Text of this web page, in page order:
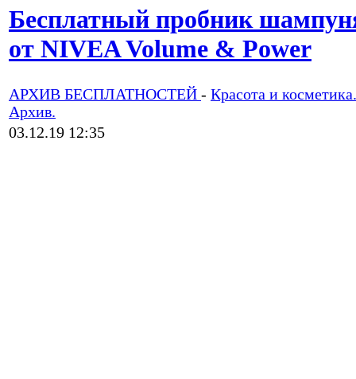
Бесплатный пробник
от NIVEA Volume & Power
АРХИВ БЕСПЛАТНОСТЕЙ - Красота и косметика.
Архив.
03.12.19 12:35